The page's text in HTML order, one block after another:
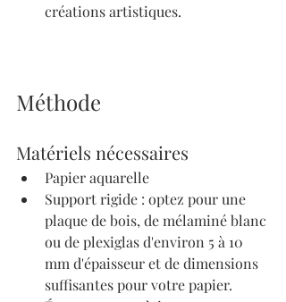
créations artistiques.
Méthode
Matériels nécessaires
Papier aquarelle
Support rigide : optez pour une
plaque de bois, de mélaminé blanc
ou de plexiglas d'environ 5 à 10
mm d'épaisseur et de dimensions
suffisantes pour votre papier.